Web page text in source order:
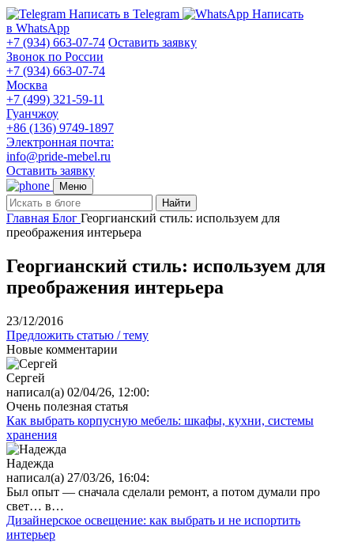
Написать в Telegram
Написать
в WhatsApp
+7 (934) 663-07-74 Оставить заявку
Звонок по России
+7 (934) 663-07-74
Москва
+7 (499) 321-59-11
Гуанчжоу
+86 (136) 9749-1897
Электронная почта:
info@pride-mebel.ru
Оставить заявку
Меню
Найти
Главная Блог Георгианский стиль: используем для
преображения интерьера
Георгианский стиль: используем для
преображения интерьера
23/12/2016
Предложить статью / тему
Новые комментарии
Сергей
написал(а) 02/04/26, 12:00:
Очень полезная статья
Как выбрать корпусную мебель: шкафы, кухни, системы
хранения
Надежда
написал(а) 27/03/26, 16:04:
Был опыт — сначала сделали ремонт, а потом думали про
свет… в…
Дизайнерское освещение: как выбрать и не испортить
интерьер